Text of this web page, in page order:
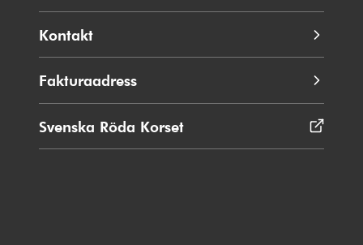
Kontakt
Fakturaadress
Svenska Röda Korset
i